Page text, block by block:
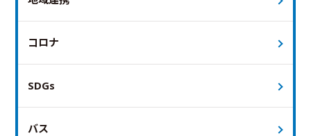
コロナ
SDGs
バス